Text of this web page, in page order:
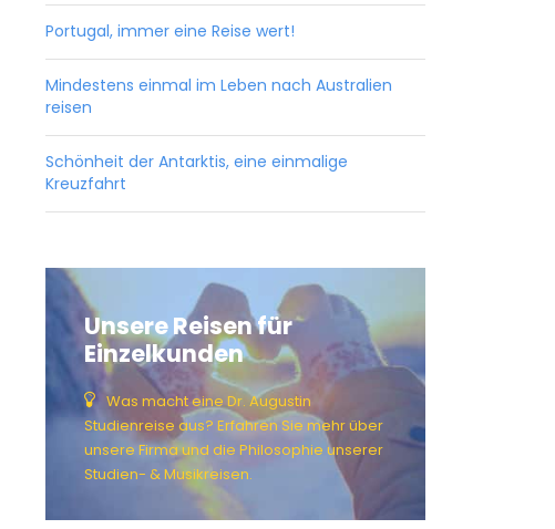
Portugal, immer eine Reise wert!
Mindestens einmal im Leben nach Australien
reisen
Schönheit der Antarktis, eine einmalige
Kreuzfahrt
Unsere Reisen für
Einzelkunden
Was macht eine Dr. Augustin
Studienreise aus? Erfahren Sie mehr über
unsere Firma und die Philosophie unserer
Studien- & Musikreisen.